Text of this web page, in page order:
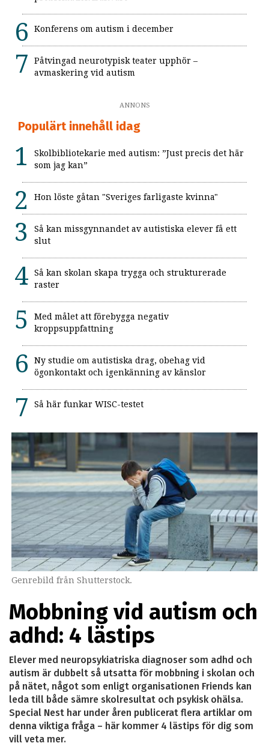
Konferens om autism i december
Påtvingad neurotypisk teater upphör –
avmaskering vid autism
ANNONS
Populärt innehåll idag
Skolbibliotekarie med autism: ”Just precis det här
som jag kan”
Hon löste gåtan "Sveriges farligaste kvinna"
Så kan missgynnandet av autistiska elever få ett
slut
Så kan skolan skapa trygga och strukturerade
raster
Med målet att förebygga negativ
kroppsuppfattning
Ny studie om autistiska drag, obehag vid
ögonkontakt och igenkänning av känslor
Så här funkar WISC-testet
Genrebild från Shutterstock.
Mobbning vid autism och
adhd: 4 lästips
Elever med neuropsykiatriska diagnoser som adhd och
autism är dubbelt så utsatta för mobbning i skolan och
på nätet, något som enligt organisationen Friends kan
leda till både sämre skolresultat och psykisk ohälsa.
Special Nest har under åren publicerat flera artiklar om
denna viktiga fråga – här kommer 4 lästips för dig som
vill veta mer.